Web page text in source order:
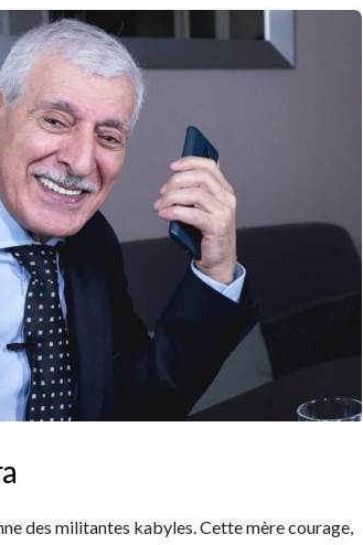
des militantes kabyles. Cette mère courage,